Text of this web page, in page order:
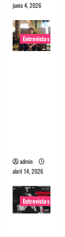
junio 4, 2026
Entrevistas
admin
abril 14, 2026
Entrevistas